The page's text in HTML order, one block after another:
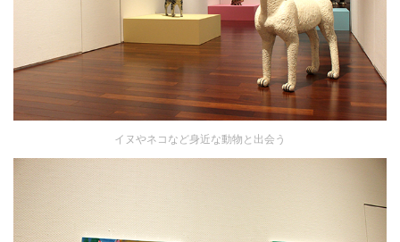
イヌやネコなど身近な動物と出会う